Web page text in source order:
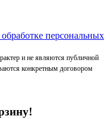
персональных
и не являются публичной
конкретным договором